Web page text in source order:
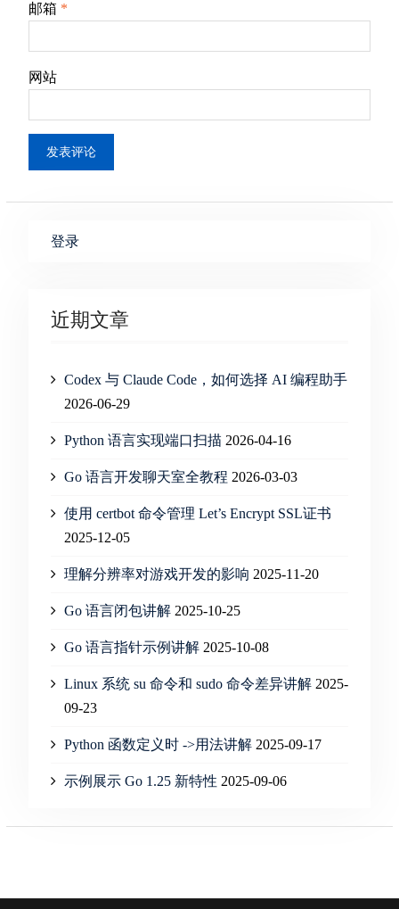
邮箱 *
网站
登录
近期文章
Codex 与 Claude Code，如何选择 AI 编程助手
2026-06-29
Python 语言实现端口扫描 2026-04-16
Go 语言开发聊天室全教程 2026-03-03
使用 certbot 命令管理 Let’s Encrypt SSL证书
2025-12-05
理解分辨率对游戏开发的影响 2025-11-20
Go 语言闭包讲解 2025-10-25
Go 语言指针示例讲解 2025-10-08
Linux 系统 su 命令和 sudo 命令差异讲解 2025-
09-23
Python 函数定义时 ->用法讲解 2025-09-17
示例展示 Go 1.25 新特性 2025-09-06